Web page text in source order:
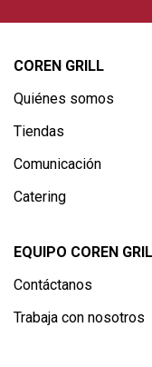
COREN GRILL
Quiénes somos
Tiendas
Comunicación
Catering
EQUIPO COREN
Contáctanos
Trabaja con nosotros